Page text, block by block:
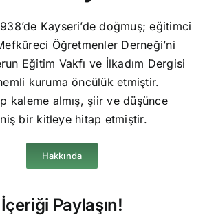
Kayseri’de doğmuş; eğitimci
Öğretmenler Derneği’ni
Eğitim Vakfı ve İlkadım Dergisi
kuruma öncülük etmiştir.
kaleme almış, şiir ve düşünce
bir kitleye hitap etmiştir.
Hakkında
İçeriği Paylaşın!